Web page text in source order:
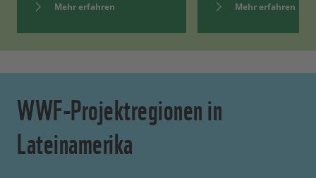
Mehr erfahren Mehr erfahren
WWF-Projektregionen in
Lateinamerika